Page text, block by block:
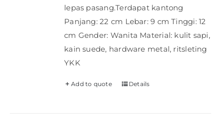
lepas pasang.Terdapat kantong
Panjang: 22 cm Lebar: 9 cm Tinggi: 12
cm Gender: Wanita Material: kulit sapi,
kain suede, hardware metal, ritsleting
YKK
Add to quote Details